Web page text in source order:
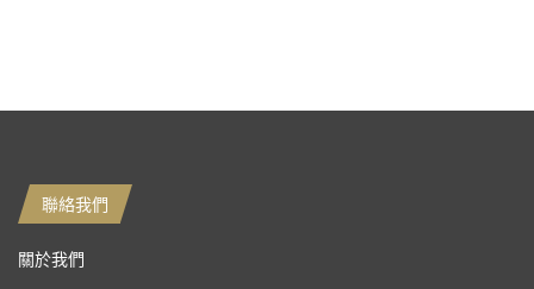
聯絡我們
關於我們